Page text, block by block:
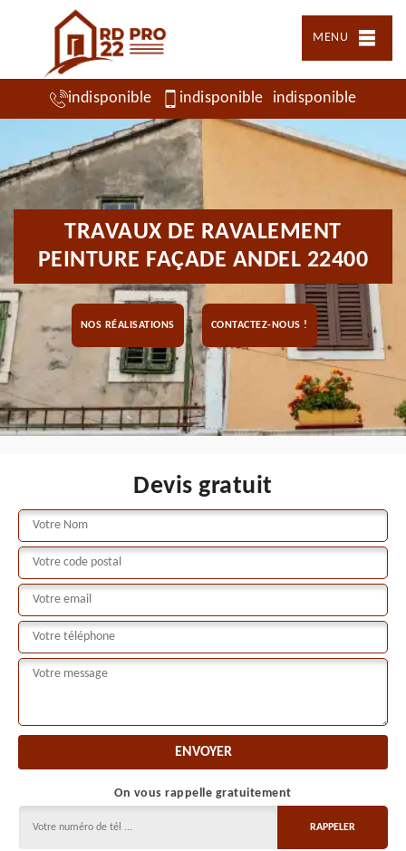
MENU
indisponible indisponible indisponible
TRAVAUX DE RAVALEMENT
PEINTURE FAÇADE ANDEL 22400
NOS RÉALISATIONS CONTACTEZ-NOUS !
Devis gratuit
On vous rappelle gratuitement